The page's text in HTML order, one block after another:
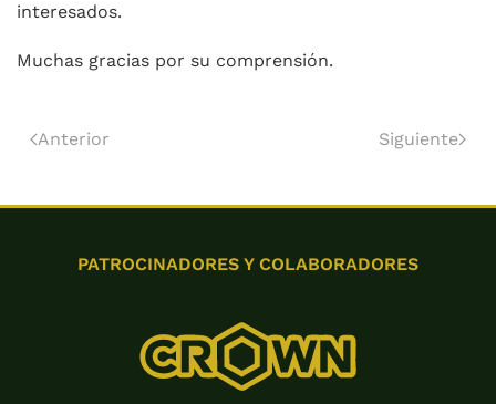
interesados.
Muchas gracias por su comprensión.
Anterior Siguiente
PATROCINADORES Y COLABORADORES